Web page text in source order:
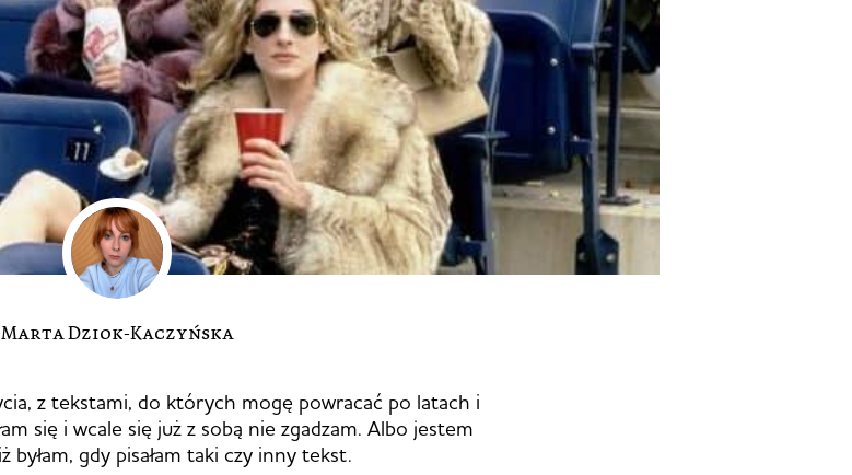
Marta Dziok-Kaczyńska
z tekstami, do których mogę powracać po latach i
się i wcale się już z sobą nie zgadzam. Albo jestem
byłam, gdy pisałam taki czy inny tekst.